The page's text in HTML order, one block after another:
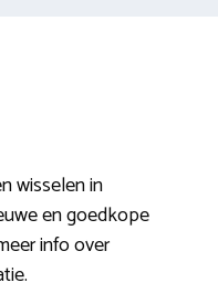
wisselen in
en goedkope
info over